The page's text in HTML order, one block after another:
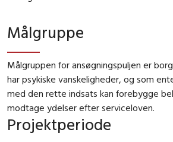
Målgruppe
Målgruppen for ansøgningspuljen er
har psykiske vanskeligheder, og som
med den rette indsats kan forebygge
modtage ydelser efter serviceloven.
Projektperiode